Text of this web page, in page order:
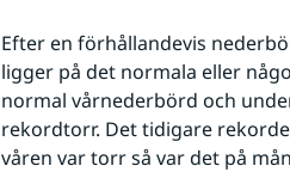
Efter en förhållandevis
ligger på det normala eller
normal vårnederbörd och
rekordtorr. Det tidigare
våren var torr så var det på